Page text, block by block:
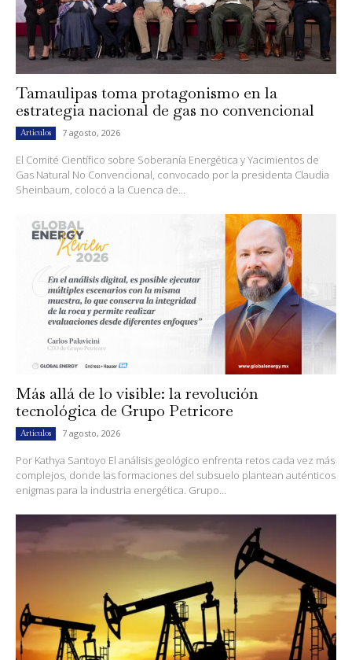
Tamaulipas toma protagonismo en la
estrategia nacional de gas no convencional
Artículos 7 agosto, 2026
El Comité Científico sobre Soberanía Energética y Yacimientos de
Gas Natural No Convencional, convocado por la presidenta Claudia
Sheinbaum, colocó a la Cuenca de...
Más allá de lo visible: la revolución
tecnológica de Grupo Petricore
Artículos 7 agosto, 2026
Por Kathya Santoyo El análisis geológico enfrenta retos cada vez más
complejos, donde las formaciones del subsuelo plantean auténticos
enigmas para la industria energética. Grupo...